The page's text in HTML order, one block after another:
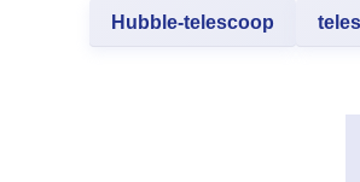
Hubble-telescoop